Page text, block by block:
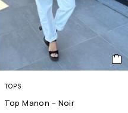
TOPS
Top Manon – Noir